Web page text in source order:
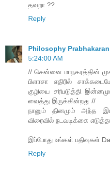
தவறா ??
Reply
Philosophy Prabhakaran
5:24:00 AM
// சென்னை மாநகரத்தின்
பிளாசா எதிரில்
குழியை சரிபடுத்தி
வைத்து இருக்கின்றது //
நானும் தினமும் அந்த
விரைவில் நடவடிக்கை
இப்போது உங்கள் பதிவுகள்
Reply